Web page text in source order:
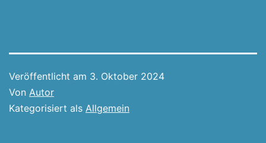
Veröffentlicht am 3. Oktober 2024
Von Autor
Kategorisiert als Allgemein